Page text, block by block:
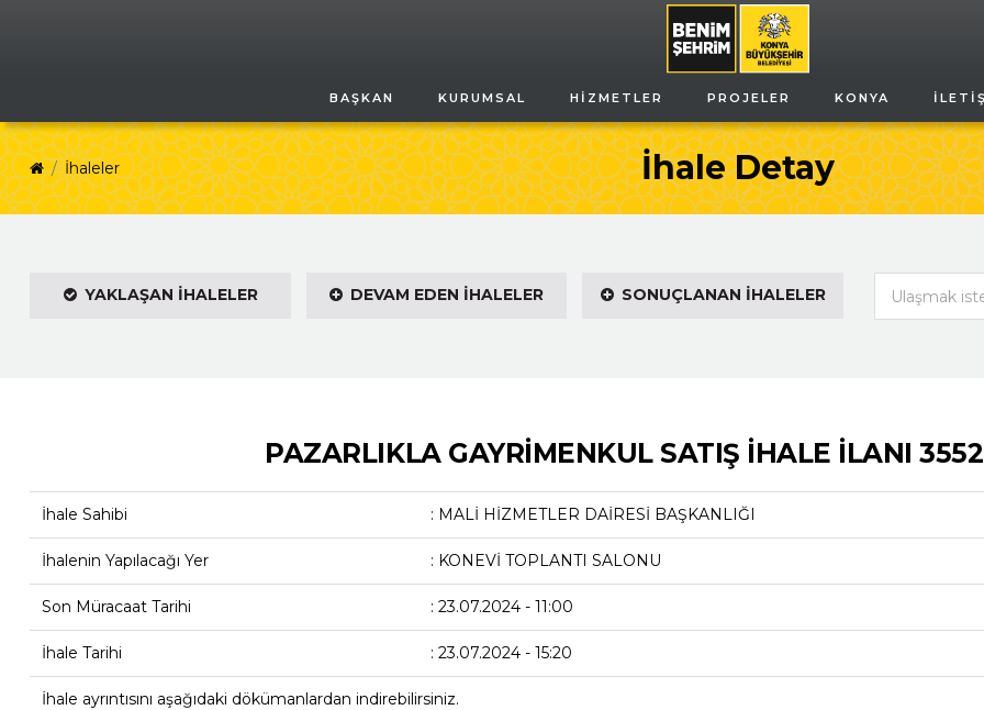
BAŞKAN KURUMSAL HIZMETLER PROJELER KONYA
İhale Detay
İhaleler
YAKLAŞAN İHALELER DEVAM EDEN İHALELER SONUÇLANAN İHALELER
PAZARLIKLA GAYRİMENKUL SATIŞ İHALE İLANI
İhale Sahibi : MALİ HİZMETLER DAİRESİ BAŞKANLIĞI
İhalenin Yapılacağı Yer : KONEVİ TOPLANTI SALONU
Son Müracaat Tarihi : 23.07.2024 - 11:00
İhale Tarihi : 23.07.2024 - 15:20
İhale ayrıntısını aşağıdaki dökümanlardan indirebilirsiniz.